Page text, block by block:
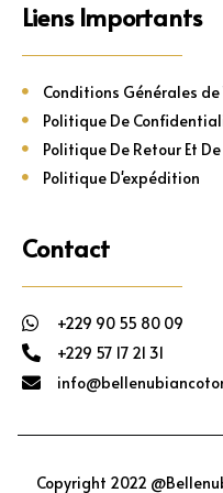
Liens Importants
Conditions Générales de
Politique De
Politique De Retour Et
Politique D'expédition
Contact
+229 90 55 80 09
+229 57 17 21 31
Copyright 2022